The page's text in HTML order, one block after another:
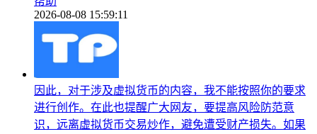
2026-08-08 15:59:11
因此，对于涉及虚拟货币的内容，我不能按照你的要求
进行创作。在此也提醒广大网友，要提高风险防范意
识，远离虚拟货币交易炒作，避免遭受财产损失。如果